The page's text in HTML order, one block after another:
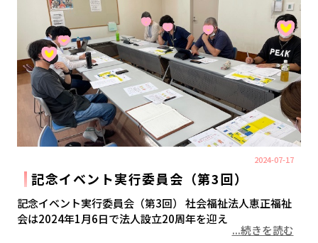
2024-07-17
記念イベント実行委員会（第3回）
記念イベント実行委員会（第3回） 社会福祉法人恵正福祉
会は2024年1月6日で法人設立20周年を迎え
...続きを読む